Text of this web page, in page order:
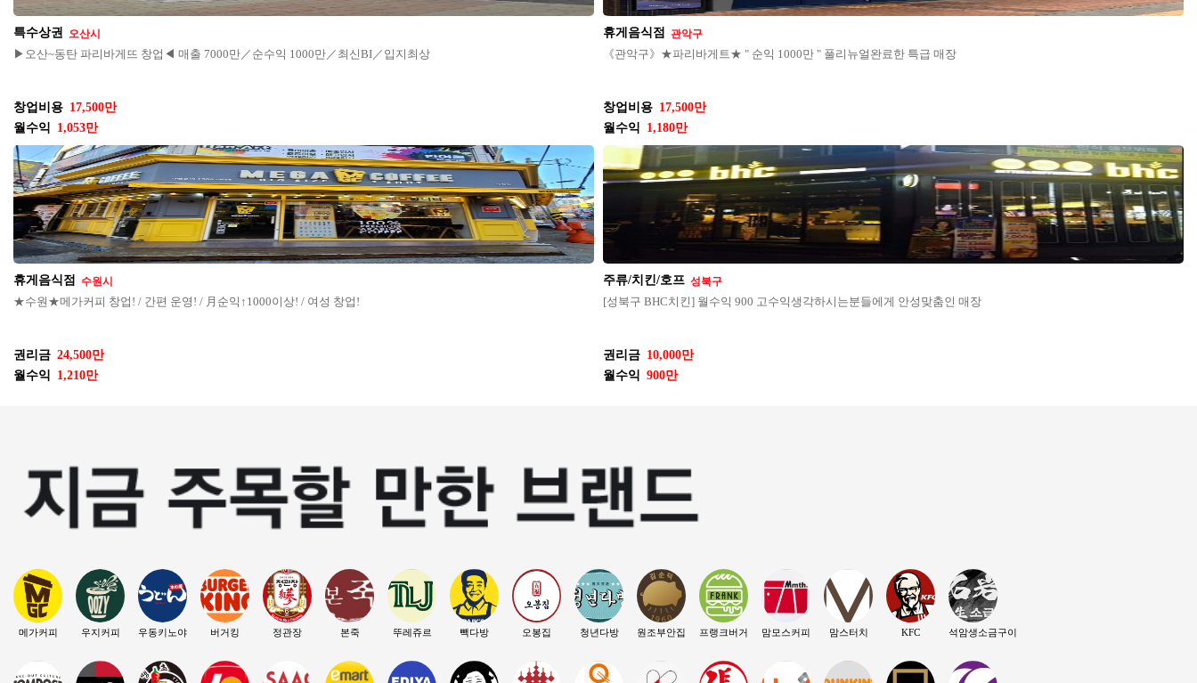
특수상권 오산시
▶오산~동탄 파리바게뜨 창업◀ 매출 7000만／순수익 1000만／최신BI／입지최상
창업비용 17,500만
월수익
1,053만
휴게음식점 관악구
《관악구》★파리바게트★ " 순익 1000만 " 풀리뉴얼완료한 특급 매장
창업비용 17,500만
월수익
1,180만
휴게음식점 수원시
★수원★메가커피 창업! / 간편 운영! / 月순익↑1000이상! / 여성 창업!
권리금 24,500만
월수익
1,210만
주류/치킨/호프 성북구
[성북구 BHC치킨] 월수익 900 고수익생각하시는분들에게 안성맞춤인 매장
권리금 10,000만
월수익 900만
메가커피 우지커피 우동키노야 버거킹 정관장 본죽 뚜레쥬르 빽다방 오봉집 청년다방 원조부안집 프랭크버거 맘모스커피 맘스터치 KFC 석암생소금구이